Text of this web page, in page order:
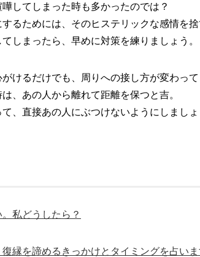
してしまった時も多かったのでは？
るためには、そのヒステリックな感情を
しまったら、早めに対策を練りましょう。
けるだけでも、周りへの接し方が変わって
、あの人から離れて距離を保つと吉。
、直接あの人にぶつけないようにしましょ
私どうしたら？
縁を諦めるきっかけとタイミングを占いま